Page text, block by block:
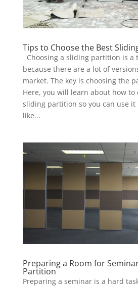
Tips to Choose the Best
Choosing a sliding partition is a
because there are a lot of
market. The key is choosing the
Here, you will learn about how to
sliding partition so you can use
like...
Preparing a Room for
Partition
Preparing a seminar is a hard